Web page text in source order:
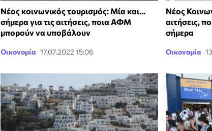
Νέος κοινωνικός τουρισμός: Μία και...
σήμερα για τις αιτήσεις, ποια ΑΦΜ
μπορούν να υποβάλουν
Οικονομία 17.07.2022 15:06
Νέος
αιτήσεις,
σήμερα
Οικονομία